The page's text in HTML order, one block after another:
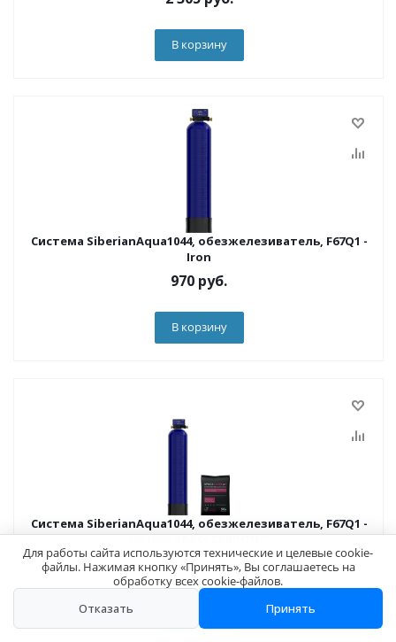
В корзину
Система SiberianAqua1044, обезжелезиватель, F67Q1 -
Iron
970 руб.
В корзину
Система SiberianAqua1044, обезжелезиватель, F67Q1 -
Q1 Iron SPACECARBON B
1 480руб.
Для работы сайта используются технические и целевые cookie-
файлы. Нажимая кнопку «Принять», Вы соглашаетесь на
обработку всех cookie-файлов.
Отказать
Принять